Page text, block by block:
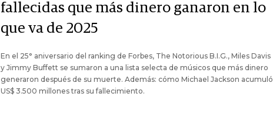
fallecidas que más dinero ganaron en lo
que va de 2025
En el 25° aniversario del ranking de Forbes, The Notorious B.I.G., Miles Davis
y Jimmy Buffett se sumaron a una lista selecta de músicos que más dinero
generaron después de su muerte. Además: cómo Michael Jackson acumuló
US$ 3.500 millones tras su fallecimiento.